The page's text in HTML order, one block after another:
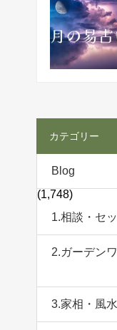
カテゴリー
Blog
(1,748)
1.相談・セ
2.ガーデン
3.家相・風